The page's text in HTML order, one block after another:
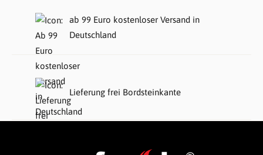
ab 99 Euro kostenloser Versand in
Deutschland
Lieferung frei Bordsteinkante